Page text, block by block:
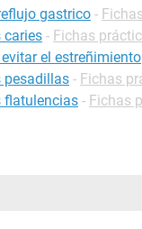
gastrico -
caries - Fichas
el estreñimiento
pesadillas - Fichas
flatulencias - Fichas